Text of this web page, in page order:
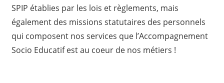
SPIP établies par les lois et règlements, mais
également des missions statutaires des personnels
qui composent nos services que l’Accompagnement
Socio Educatif est au coeur de nos métiers !